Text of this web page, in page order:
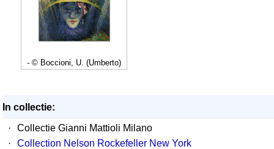
- © Boccioni, U. (Umberto)
In collectie:
·
Collectie Gianni Mattioli Milano
·
Collection Nelson Rockefeller New York